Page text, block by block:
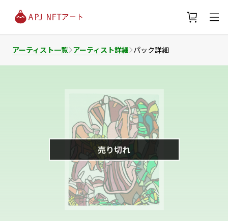
アーティスト一覧 アーティスト詳細 パック詳細
売り切れ